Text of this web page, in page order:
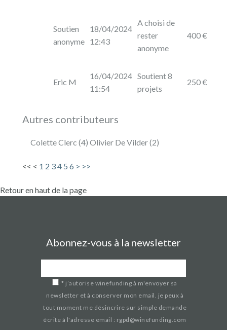
Soutien
anonyme
18/04/2024
12:43
A choisi de
rester
anonyme
400 €
Eric M
16/04/2024
11:54
Soutient 8
projets
250 €
Autres contributeurs
Colette Clerc (4) Olivier De Vilder (2)
<< < 1 2 34 56 > >>
Retour en haut de la page
Abonnez-vous à la newsletter
* j’autorise winefunding à m'envoyer sa
newsletter et à conserver mon email. je peux à
tout moment me désincrire sur simple demande
écrite à l'adresse email : rgpd@winefunding.com